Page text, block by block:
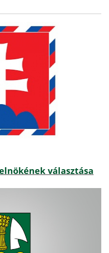
választása